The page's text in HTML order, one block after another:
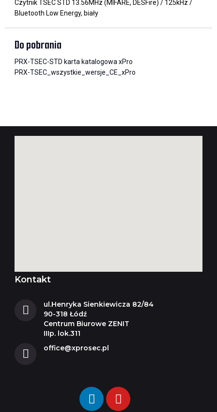
Czytnik TSEC STD 13.56MHz (MIFARE, DESFire) / 125kHz /
Bluetooth Low Energy, biały
Do pobrania
PRX-TSEC-STD karta katalogowa xPro
PRX-TSEC_wszystkie_wersje_CE_xPro
Kontakt
ul.Henryka Sienkiewicza 82/84
90-318 Łódź
Centrum Biurowe ZENIT
IIIp. lok.311
office@xprosec.pl